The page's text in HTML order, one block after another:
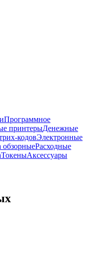
Программное
принтерыДенежные
кодовЭлектронные
обзорныеРасходные
ТокеныАксессуары